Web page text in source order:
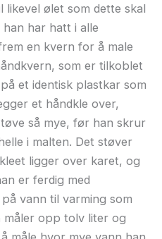
ølet som dette skal
har hatt i alle
en kvern for å male
som er tilkoblet
et identisk plastkar som
et håndkle over,
så mye, før han skrur
i malten. Det støver
ligger over karet, og
er ferdig med
vann til varming som
måler opp tolv liter og